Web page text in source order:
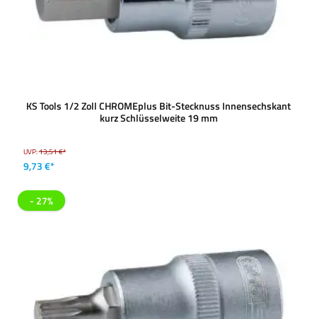
KS Tools 1/2 Zoll CHROMEplus Bit-Stecknuss Innensechskant
kurz Schlüsselweite 19 mm
UVP:13,51 €*
9,73 €*
- 27%